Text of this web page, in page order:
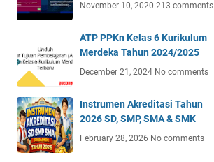
November 10, 2020 213 comments
ATP PPKn Kelas 6 Kurikulum
Merdeka Tahun 2024/2025
December 21, 2024 No comments
Instrumen Akreditasi Tahun
2026 SD, SMP, SMA & SMK
February 28, 2026 No comments